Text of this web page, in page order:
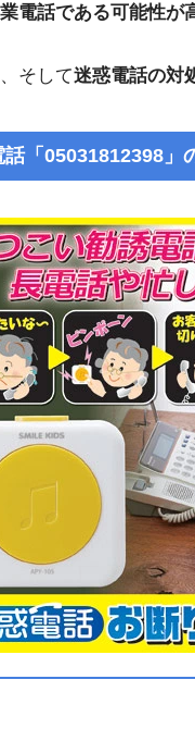
電話である可能性が
そして迷惑電話の対
話「05031812398」